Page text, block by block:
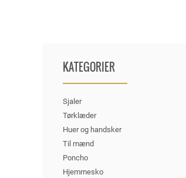
KATEGORIER
Sjaler
Tørklæder
Huer og handsker
Til mænd
Poncho
Hjemmesko